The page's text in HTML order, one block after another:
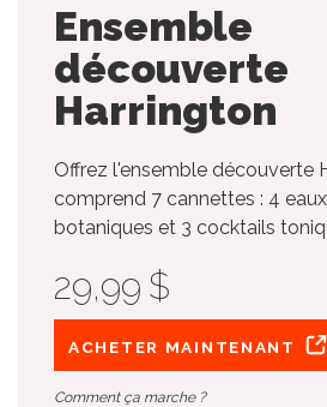
Ensemble
découverte
Harrington
Offrez l'ensemble découverte
comprend 7 cannettes : 4
botaniques et 3 cocktails
29,99 $
ACHETER MAINTENANT
Comment ça marche ?